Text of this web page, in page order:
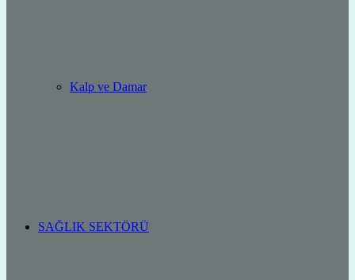
Kalp ve Damar
SAĞLIK SEKTÖRÜ